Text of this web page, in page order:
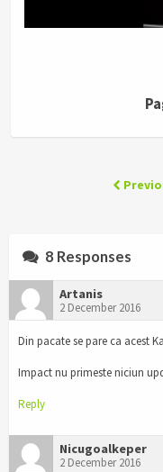
8 Responses
Artanis
2 December 2016
Din pacate se pare ca acest
Impact nu primeste niciun
Reply
Nicugoalkeper
2 December 2016